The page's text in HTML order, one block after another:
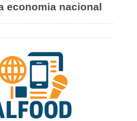
economia nacional